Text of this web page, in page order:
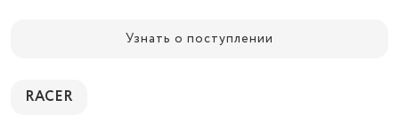
Узнать о поступлении
RACER